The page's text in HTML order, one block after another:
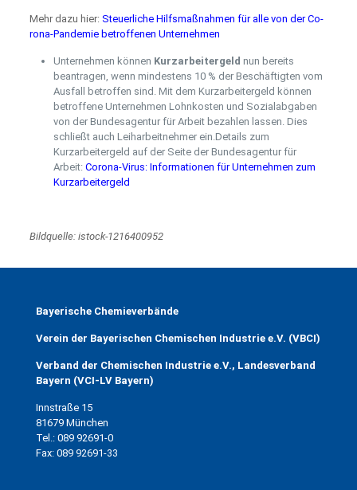
Mehr dazu hier: Steu­er­li­che Hilfs­maß­nah­men für al­le von der Co­
ro­na-Pan­de­mie be­trof­fe­nen Un­ter­neh­men
Unternehmen können Kurzarbeitergeld nun bereits
beantragen, wenn mindestens 10 % der Beschäftigten vom
Ausfall betroffen sind. Mit dem Kurzarbeitergeld können
betroffene Unternehmen Lohnkosten und Sozialabgaben
von der Bundesagentur für Arbeit bezahlen lassen. Dies
schließt auch Leiharbeitnehmer ein.Details zum
Kurzarbeitergeld auf der Seite der Bundesagentur für
Arbeit: Corona-Virus: Informationen für Unternehmen zum
Kurzarbeitergeld
Bildquelle: istock-1216400952
Bayerische Chemieverbände
Verein der Bayerischen Chemischen Industrie e.V. (VBCI)
Verband der Chemischen Industrie e.V., Landesverband
Bayern (VCI-LV Bayern)
Innstraße 15
81679 München
Tel.: 089 92691-0
Fax: 089 92691-33